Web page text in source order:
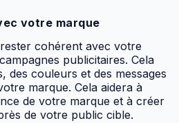
votre marque
cohérent avec votre
publicitaires. Cela
des couleurs et des messages
marque. Cela aidera à
de votre marque et à créer
de votre public cible.